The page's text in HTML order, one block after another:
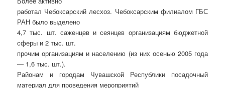
работал Чебоксарский лесхоз. Чебоксарским филиалом ГБС
РАН было выделено
4,7 тыс. шт. саженцев и сеянцев организациям бюджетной
сферы и 2 тыс. шт.
прочим организациям и населению (из них осенью 2005 года
— 1,6 тыс. шт.).
Районам и городам Чувашской Республики посадочный
материал для проведения мероприятий